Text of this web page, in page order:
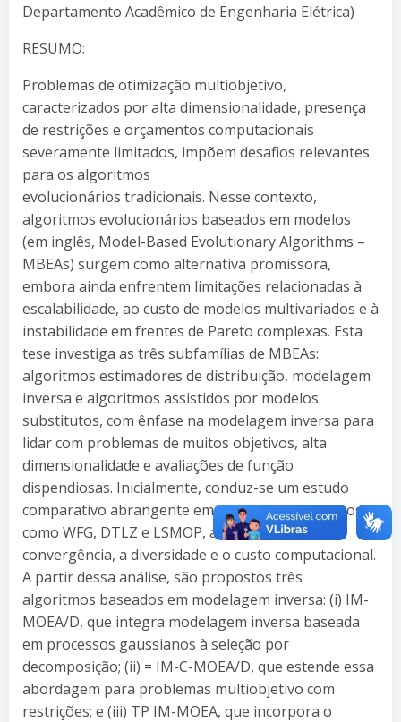
Departamento Acadêmico de Engenharia Elétrica)
RESUMO:
Problemas de otimização multiobjetivo,
caracterizados por alta dimensionalidade, presença
de restrições e orçamentos computacionais
severamente limitados, impõem desafios relevantes
para os algoritmos
evolucionários tradicionais. Nesse contexto,
algoritmos evolucionários baseados em modelos
(em inglês, Model-Based Evolutionary Algorithms –
MBEAs) surgem como alternativa promissora,
embora ainda enfrentem limitações relacionadas à
escalabilidade, ao custo de modelos multivariados e à
instabilidade em frentes de Pareto complexas. Esta
tese investiga as três subfamílias de MBEAs:
algoritmos estimadores de distribuição, modelagem
inversa e algoritmos assistidos por modelos
substitutos, com ênfase na modelagem inversa para
lidar com problemas de muitos objetivos, alta
dimensionalidade e avaliações de função
dispendiosas. Inicialmente, conduz-se um estudo
comparativo abrangente em benchmarks clássicos,
como WFG, DTLZ e LSMOP, analisando a
convergência, a diversidade e o custo computacional.
A partir dessa análise, são propostos três
algoritmos baseados em modelagem inversa: (i) IM-
MOEA/D, que integra modelagem inversa baseada
em processos gaussianos à seleção por
decomposição; (ii) = IM-C-MOEA/D, que estende essa
abordagem para problemas multiobjetivo com
restrições; e (iii) TP IM-MOEA, que incorpora o